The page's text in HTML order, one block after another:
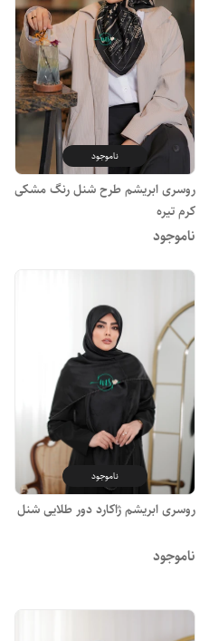
ناموجود
روسری ابریشم طرح شنل رنگ مشکی
کرم تیره
ناموجود
ناموجود
روسری ابریشم ژاکارد دور طلایی شنل
ناموجود